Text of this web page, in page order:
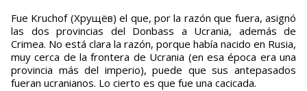
Fue Kruchof (Хрущёв) el que, por la razón que fuera, asignó
las dos provincias del Donbass a Ucrania, además de
Crimea. No está clara la razón, porque había nacido en Rusia,
muy cerca de la frontera de Ucrania (en esa época era una
provincia más del imperio), puede que sus antepasados
fueran ucranianos. Lo cierto es que fue una cacicada.